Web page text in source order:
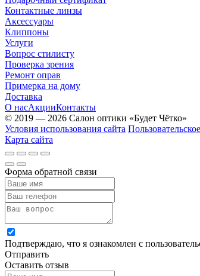
Контактные линзы
Аксессуары
Клиппоны
Услуги
Вопрос стилисту
Проверка зрения
Ремонт оправ
Примерка на дому
Доставка
О насАкцииКонтакты
© 2019 — 2026 Салон оптики «Будет Чётко»
Условия использования сайта
Карта сайта
Форма обратной связи
Подтверждаю, что я ознакомлен с
Отправить
Оставить отзыв